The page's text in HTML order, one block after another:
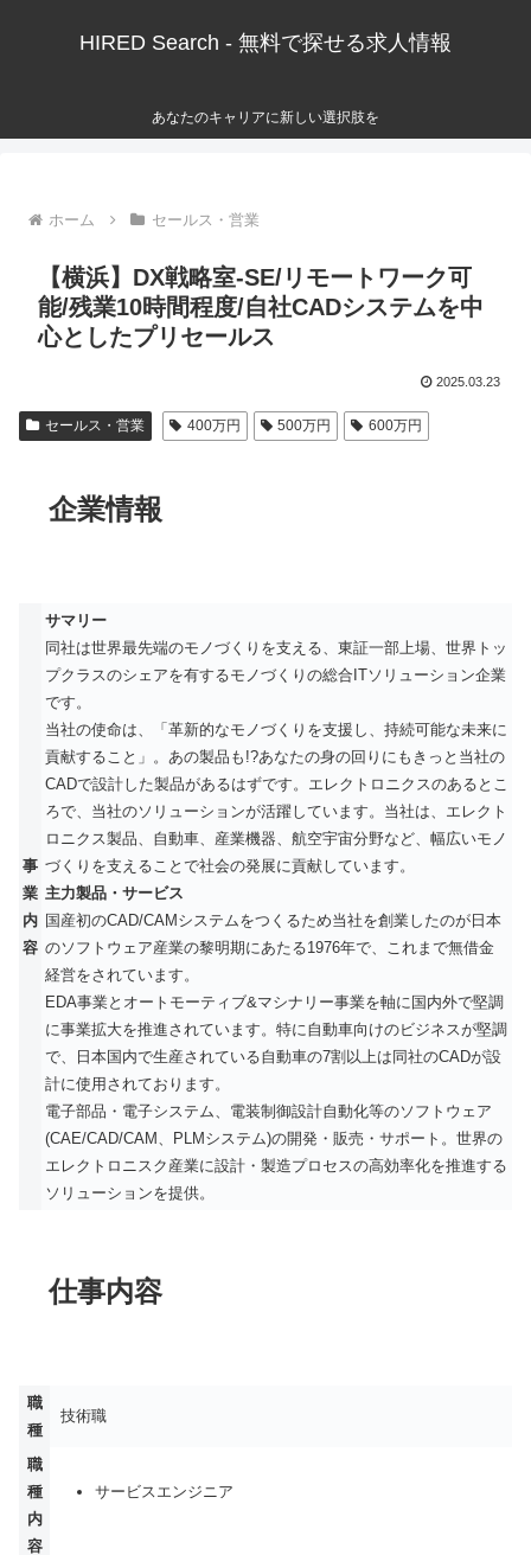
HIRED Search - 無料で探せる求人情報
あなたのキャリアに新しい選択肢を
ホーム セールス・営業
【横浜】DX戦略室-SE/リモートワーク可
能/残業10時間程度/自社CADシステムを中
心としたプリセールス
2025.03.23
セールス・営業 400万円 500万円 600万円
企業情報
事
業
内
容
サマリー
同社は世界最先端のモノづくりを支える、東証一部上場、世界トッ
プクラスのシェアを有するモノづくりの総合ITソリューション企業
です。
当社の使命は、「革新的なモノづくりを支援し、持続可能な未来に
貢献すること」。あの製品も!?あなたの身の回りにもきっと当社の
CADで設計した製品があるはずです。エレクトロニクスのあるとこ
ろで、当社のソリューションが活躍しています。当社は、エレクト
ロニクス製品、自動車、産業機器、航空宇宙分野など、幅広いモノ
づくりを支えることで社会の発展に貢献しています。
主力製品・サービス
国産初のCAD/CAMシステムをつくるため当社を創業したのが日本
のソフトウェア産業の黎明期にあたる1976年で、これまで無借金
経営をされています。
EDA事業とオートモーティブ&マシナリー事業を軸に国内外で堅調
に事業拡大を推進されています。特に自動車向けのビジネスが堅調
で、日本国内で生産されている自動車の7割以上は同社のCADが設
計に使用されております。
電子部品・電子システム、電装制御設計自動化等のソフトウェア
(CAE/CAD/CAM、PLMシステム)の開発・販売・サポート。世界の
エレクトロニスク産業に設計・製造プロセスの高効率化を推進する
ソリューションを提供。
仕事内容
職
種
技術職
職
種
内
容
サービスエンジニア